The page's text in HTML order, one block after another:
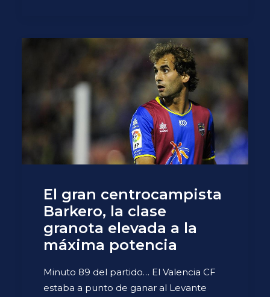
El gran centrocampista
Barkero, la clase
granota elevada a la
máxima potencia
Minuto 89 del partido… El Valencia CF
estaba a punto de ganar al Levante